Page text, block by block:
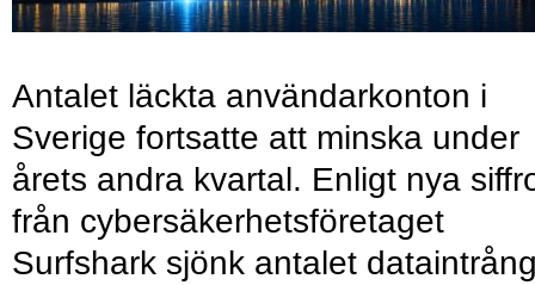
Antalet läckta användarkonton i
Sverige fortsatte att minska under
årets andra kvartal. Enligt nya
från cybersäkerhetsföretaget
Surfshark sjönk antalet